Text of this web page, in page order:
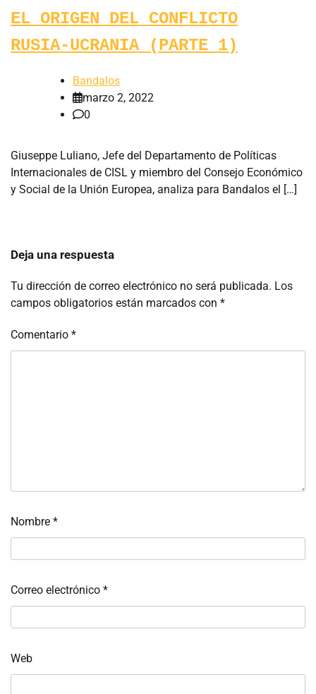
EL ORIGEN DEL CONFLICTO
RUSIA-UCRANIA (PARTE 1)
Bandalos
marzo 2, 2022
0
Giuseppe Luliano, Jefe del Departamento de Políticas
Internacionales de CISL y miembro del Consejo Económico
y Social de la Unión Europea, analiza para Bandalos el […]
Deja una respuesta
Tu dirección de correo electrónico no será publicada. Los
campos obligatorios están marcados con *
Comentario *
Nombre *
Correo electrónico *
Web